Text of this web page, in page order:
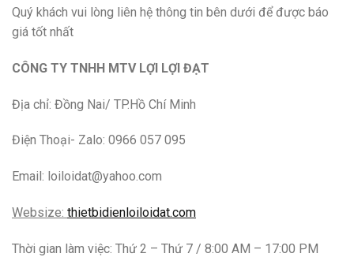
Quý khách vui lòng liên hệ thông tin bên dưới để được báo
giá tốt nhất
CÔNG TY TNHH MTV LỢI LỢI ĐẠT
Địa chỉ: Đồng Nai/ TP.Hồ Chí Minh
Điện Thoại- Zalo: 0966 057 095
Email: loiloidat@yahoo.com
Websize: thietbidienloiloidat.com
Thời gian làm việc: Thứ 2 – Thứ 7 / 8:00 AM – 17:00 PM